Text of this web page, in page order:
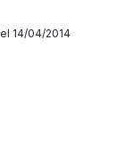
14/04/2014